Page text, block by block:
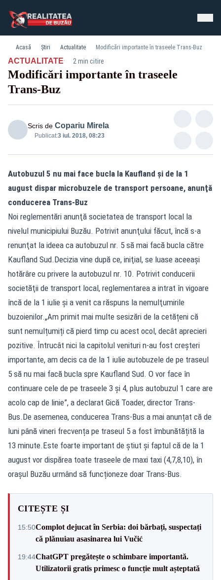
Acasă Știri Actualitate Modificări importante în traseele Trans-Buz
ACTUALITATE· 2 min citire
Modificări importante în traseele
Trans-Buz
Scris de Copariu Mirela
Publicat:3 iul. 2018, 08:23
Autobuzul 5 nu mai face bucla la Kaufland şi de la 1
august dispar microbuzele de transport persoane, anunţă
conducerea Trans-Buz
Noi reglementări anunţă societatea de transport local la
nivelul municipiului Buzău. Potrivit anunţului făcut, încă s-a
renunţat la ideea ca autobuzul nr. 5 să mai facă bucla către
Kaufland Sud.Decizia vine după ce, iniţial, se luase aceeaşi
hotărâre cu privere la autobuzul nr. 10. Potrivit conducerii
societăţii de transport local, reglementarea a intrat în vigoare
încă de la 1 iulie şi a venit ca răspuns la nemulţumirile
buzoienilor.„Am primit mai multe sesizări de la cetățeni că
sunt nemulțumiți că pierd timp cu acest ocol, decât aprecieri
pozitive. Întrucât nici la capitolul venituri n-au fost creșteri
importante, am decis ca de la 1 iulie autobuzele de pe traseul
5 să nu mai facă bucla spre Kaufland Sud. O vor face în
continuare cele de pe traseele 3 și 4, plus autobuzul 1 care are
acolo cap de linie”, a declarat Gică Toader, director Trans-
Bus.De asemenea, conducerea Trans-Bus a mai anunțat că de
luni până vineri frecvența pe traseul 5 a fost îmbunătățită la
13 minute.Este foarte important de ştiut şi faptul că de la 1
august vor dispărea toate traseele de maxi taxi (4,7,8,10), în
orașul Buzău urmând să funcționeze doar Trans-Bus.
CITEȘTE ȘI
15:50Complot dejucat în Serbia: doi bărbați, suspectați
că plănuiau asasinarea lui Vučić
19:44ChatGPT pregătește o schimbare importantă.
Utilizatorii gratis primesc o funcție mult așteptată